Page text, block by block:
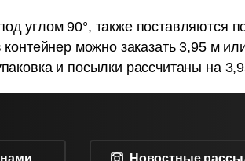
углом 90°, также поставляются
контейнер можно заказать 3,95 м
и посылки рассчитаны на
Новостные